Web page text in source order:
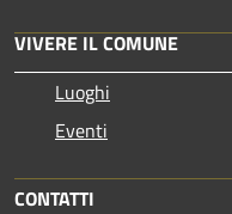
VIVERE IL COMUNE
Luoghi
Eventi
CONTATTI